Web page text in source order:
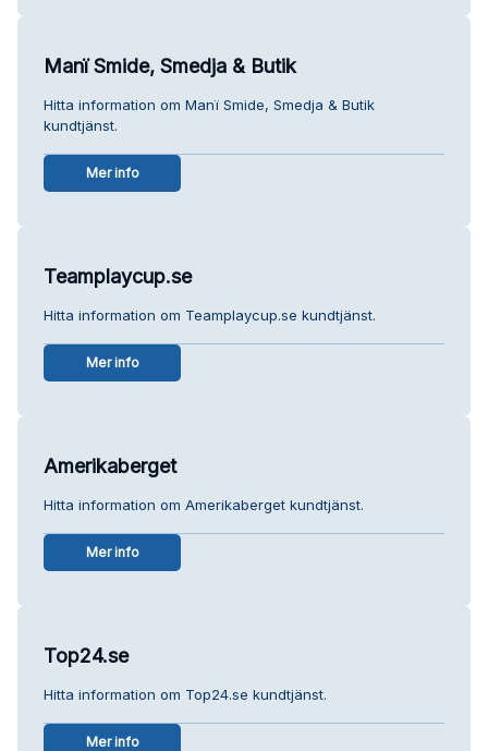
Manï Smide, Smedja & Butik
Hitta information om Manï Smide, Smedja & Butik
kundtjänst.
Mer info
Teamplaycup.se
Hitta information om Teamplaycup.se kundtjänst.
Mer info
Amerikaberget
Hitta information om Amerikaberget kundtjänst.
Mer info
Top24.se
Hitta information om Top24.se kundtjänst.
Mer info